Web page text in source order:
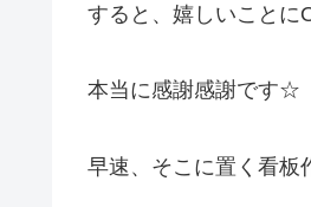
すると、嬉しいことに
本当に感謝感謝です☆
早速、そこに置く看板